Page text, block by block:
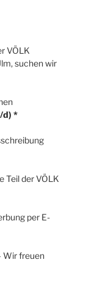
VÖLK
suchen wir
d) *
Teil der VÖLK
per E-
Wir freuen